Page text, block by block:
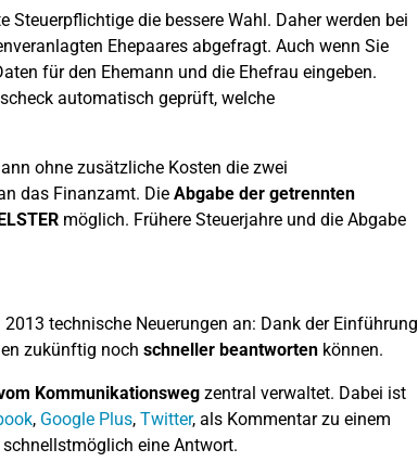
die bessere Wahl. Daher werden bei
Ehepaares abgefragt. Auch wenn Sie
für den Ehemann und die Ehefrau eingeben.
automatisch geprüft, welche
ohne zusätzliche Kosten die zwei
das Finanzamt. Die Abgabe der getrennten
möglich. Frühere Steuerjahre und die Abgabe
technische Neuerungen an: Dank der Einführung
zukünftig noch schneller beantworten können.
Kommunikationsweg zentral verwaltet. Dabei ist
, Google Plus, Twitter, als Kommentar zu einem
eine Antwort.